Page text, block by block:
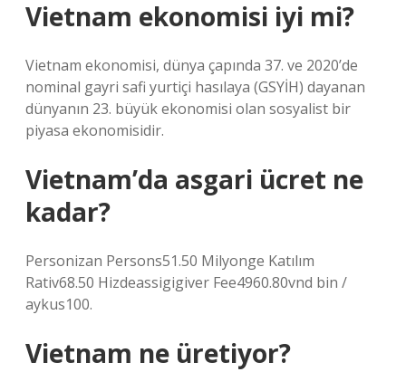
Vietnam ekonomisi iyi mi?
Vietnam ekonomisi, dünya çapında 37. ve 2020’de
nominal gayri safi yurtiçi hasılaya (GSYİH) dayanan
dünyanın 23. büyük ekonomisi olan sosyalist bir
piyasa ekonomisidir.
Vietnam’da asgari ücret ne
kadar?
Personizan Persons51.50 Milyonge Katılım
Rativ68.50 Hizdeassigigiver Fee4960.80vnd bin /
aykus100.
Vietnam ne üretiyor?